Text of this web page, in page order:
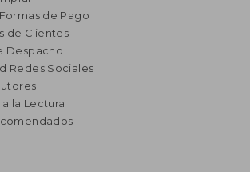
de Pago
de Clientes
Despacho
Redes Sociales
la Lectura